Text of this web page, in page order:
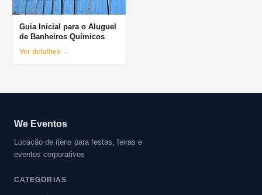
Guia Inicial para o Aluguel
de Banheiros Químicos
Ver detalhes →
We Eventos
Locação de itens para festas, feiras e
eventos corporativos
CATEGORIAS